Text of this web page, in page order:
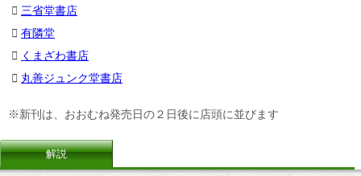
三省堂書店
有隣堂
くまざわ書店
丸善ジュンク堂書店
※新刊は、おおむね発売日の２日後に店頭に並びます
解説